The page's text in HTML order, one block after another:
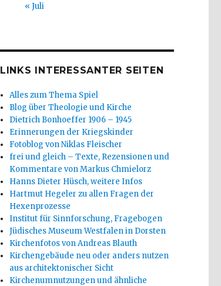
« Juli
LINKS INTERESSANTER SEITEN
Alles zum Thema Spiel
Blog über Theologie und Kirche
Dietrich Bonhoeffer 1906 – 1945
Erinnerungen der Kriegskinder
Fotoblog von Niklas Fleischer
frei und gleich – Texte, Rezensionen und
Kommentare von Markus Chmielorz
Hanns Dieter Hüsch, weitere Infos
Hartmut Hegeler zu allen Fragen der
Hexenprozesse
Institut für Sinnforschung, Fragebogen
Jüdisches Museum Westfalen in Dorsten
Kirchenfotos von Andreas Blauth
Kirchengebäude neu oder anders nutzen
aus architektonischer Sicht
Kirchenumnutzungen und ähnliche